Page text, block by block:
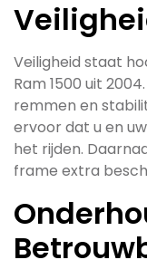
Veiligheid staat
Ram 1500 uit
remmen en
ervoor dat u en
het rijden.
frame extra